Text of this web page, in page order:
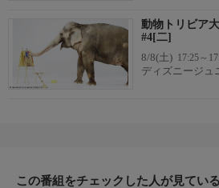
動物トリビア
#4[二]
8/8(土) 17:25～
ディズニージュ
この番組をチェックした人が見てい